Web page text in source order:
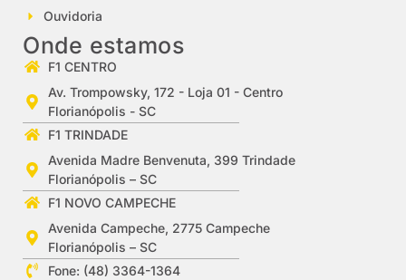
Ouvidoria
Onde estamos
F1 CENTRO
Av. Trompowsky, 172 - Loja 01 - Centro
Florianópolis - SC
F1 TRINDADE
Avenida Madre Benvenuta, 399 Trindade
Florianópolis – SC
F1 NOVO CAMPECHE
Avenida Campeche, 2775 Campeche
Florianópolis – SC
Fone: (48) 3364-1364